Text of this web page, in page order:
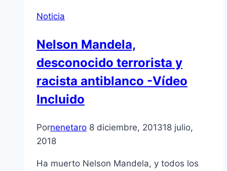
Noticia
Nelson Mandela,
desconocido terrorista y
racista antiblanco -Vídeo
Incluido
Pornenetaro 8 diciembre, 201318 julio,
2018
Ha muerto Nelson Mandela, y todos los